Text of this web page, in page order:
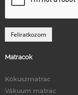
Matracok
Kókuszmatrac
Vákuum matrac